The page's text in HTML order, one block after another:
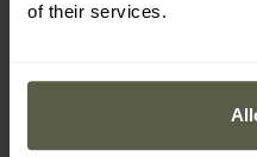
of their services.
et de motifs de